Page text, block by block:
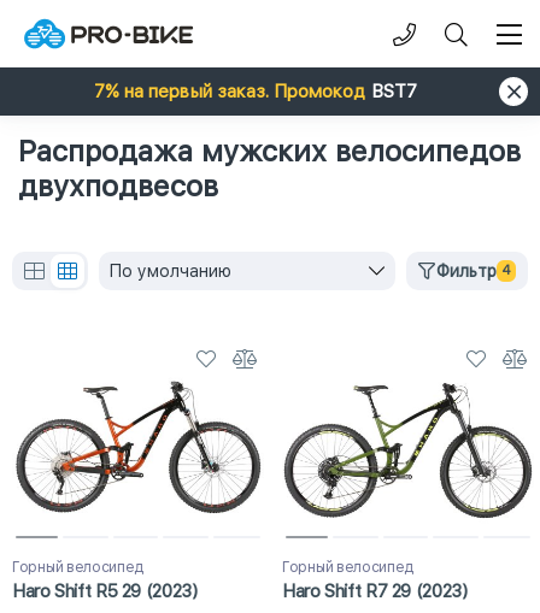
7% на первый заказ. Промокод BST7
Распродажа мужских велосипедов
двухподвесов
По умолчанию Фильтр 4
Горный велосипед
Haro Shift R5 29 (2023)
Горный велосипед
Haro Shift R7 29 (2023)